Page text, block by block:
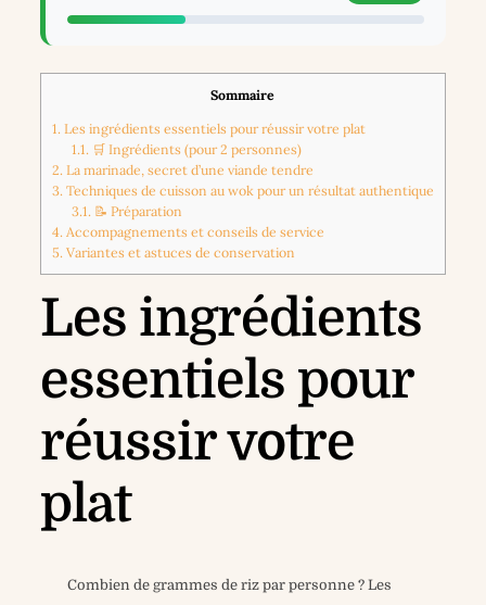
Sommaire
1.Les ingrédients essentiels pour réussir votre plat
1.1. 🛒 Ingrédients (pour 2 personnes)
2.La marinade, secret d’une viande tendre
3.Techniques de cuisson au wok pour un résultat authentique
3.1. 📝 Préparation
4.Accompagnements et conseils de service
5.Variantes et astuces de conservation
Les ingrédients
essentiels pour
réussir votre
plat
Combien de grammes de riz par personne ? Les